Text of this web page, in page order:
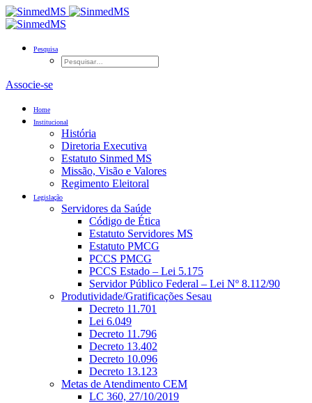
Pesquisa
Associe-se
Home
Institucional
História
Diretoria Executiva
Estatuto Sinmed MS
Missão, Visão e Valores
Regimento Eleitoral
Legislação
Servidores da Saúde
Código de Ética
Estatuto Servidores MS
Estatuto PMCG
PCCS PMCG
PCCS Estado – Lei 5.175
Servidor Público Federal – Lei Nº 8.112/90
Produtividade/Gratificações Sesau
Decreto 11.701
Lei 6.049
Decreto 11.796
Decreto 13.402
Decreto 10.096
Decreto 13.123
Metas de Atendimento CEM
LC 360, 27/10/2019